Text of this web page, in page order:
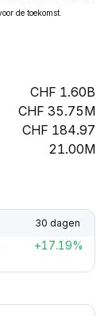
de toekomst.
1.60B
35.75M
184.97
21.00M
30 dagen
+17.19%